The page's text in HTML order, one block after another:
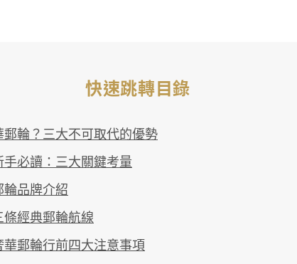
快速跳轉目錄
輪？三大不可取代的優勢
必讀：三大關鍵考量
輪品牌介紹
經典郵輪航線
郵輪行前四大注意事項